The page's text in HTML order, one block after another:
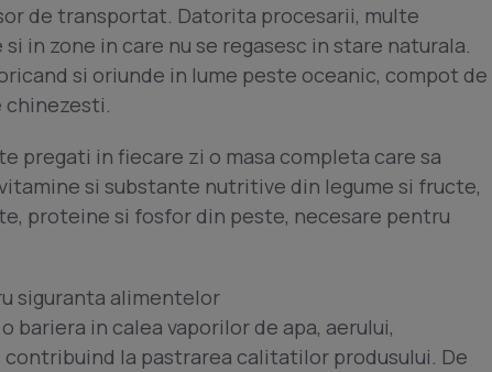
de transportat. Datorita procesarii, multe
in zone in care nu se regasesc in stare naturala.
si oriunde in lume peste oceanic, compot de
chinezesti.
pregati in fiecare zi o masa completa care sa
si substante nutritive din legume si fructe,
proteine si fosfor din peste, necesare pentru
siguranta alimentelor
bariera in calea vaporilor de apa, aerului,
la pastrarea calitatilor produsului. De